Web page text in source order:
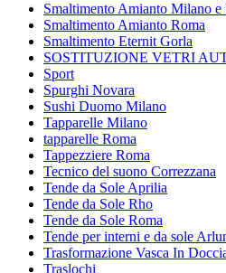
Smaltimento Amianto Milano e
Smaltimento Amianto Roma
Smaltimento Eternit Gorla
SOSTITUZIONE VETRI
Sport
Spurghi Novara
Sushi Duomo Milano
Tapparelle Milano
tapparelle Roma
Tappezziere Roma
Tecnico del suono Correzzana
Tende da Sole Aprilia
Tende da Sole Rho
Tende da Sole Roma
Tende per interni e da sole
Trasformazione Vasca In
Traslochi